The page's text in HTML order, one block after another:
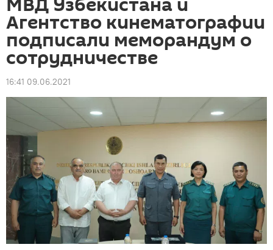
Агентство кинематографии
подписали меморандум о
сотрудничестве
16:41 09.06.2021